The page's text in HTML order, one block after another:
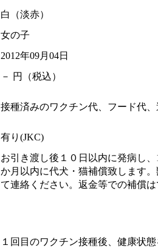
白（淡赤）
女の子
2012年09月04日
－ 円（税込）
接種済みのワクチン代、フード代
有り(JKC)
お引き渡し後１０日以内に発病し
か月以内に代犬・猫補償致します
て連絡ください。返金等での補償
１回目のワクチン接種後、健康状